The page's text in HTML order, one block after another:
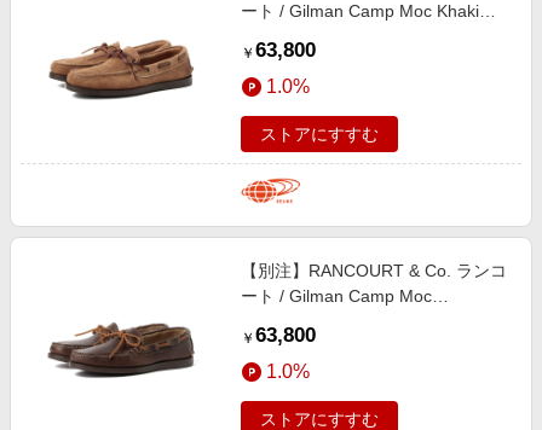
ート / Gilman Camp Moc Khaki
￥ 63,800
1.0%
ストアにすすむ
【別注】RANCOURT & Co. ランコ
ート / Gilman Camp Moc
Carolina Brown 8.5
￥ 63,800
1.0%
ストアにすすむ